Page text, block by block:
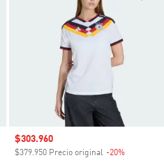
Precio de venta
$303.960
$379.950 Precio original -20%